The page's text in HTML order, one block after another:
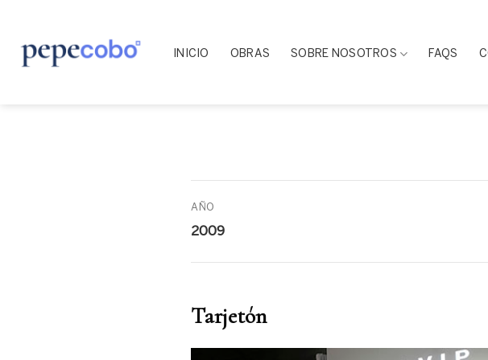
content
INICIO OBRAS SOBRE NOSOTROS FAQS
AÑO
2009
Tarjetón